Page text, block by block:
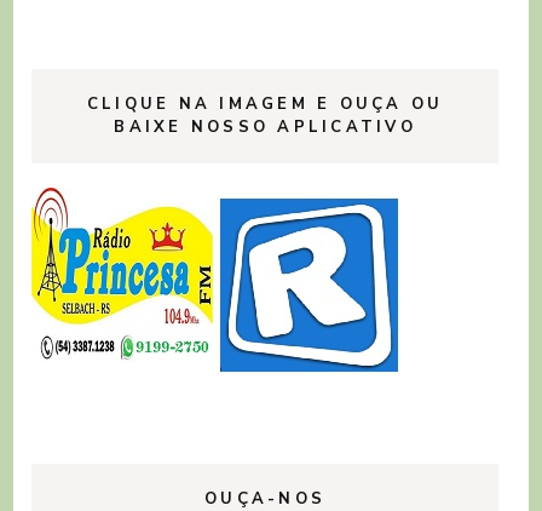
CLIQUE NA IMAGEM E OUÇA OU
BAIXE NOSSO APLICATIVO
OUÇA-NOS